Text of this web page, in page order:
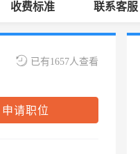
收费标准 联系客服
已有1657人查看
申请职位